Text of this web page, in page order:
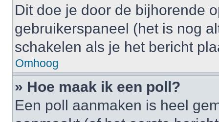
Dit doe je door de bijhorende
gebruikerspaneel (het is nog
schakelen als je het bericht
Omhoog
» Hoe maak ik een poll?
Een poll aanmaken is heel